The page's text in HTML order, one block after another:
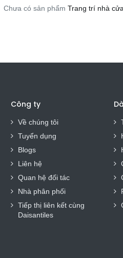
Chưa có sản phẩm Trang trí nhà
Công ty
Về chúng tôi
Tuyển dụng
Blogs
Liên hệ
Quan hệ đối tác
Nhà phân phối
Tiếp thị liên kết cùng
Daisantiles